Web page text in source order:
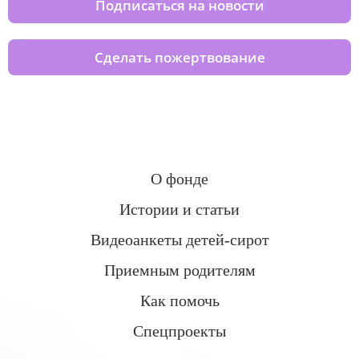
Подписаться на новости
Сделать пожертвование
О фонде
Истории и статьи
Видеоанкеты детей-сирот
Приемным родителям
Как помочь
Спецпроекты